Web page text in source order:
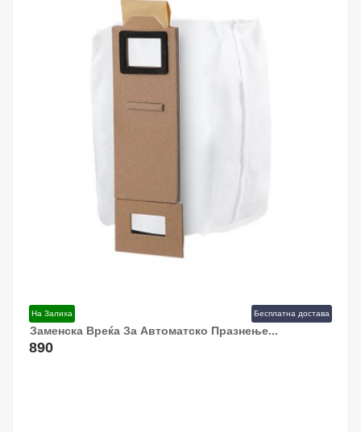
На Залиха Бесплатна достава
Заменска Вреќа За Автоматско Празнење...
890
Додај Во Кошница!